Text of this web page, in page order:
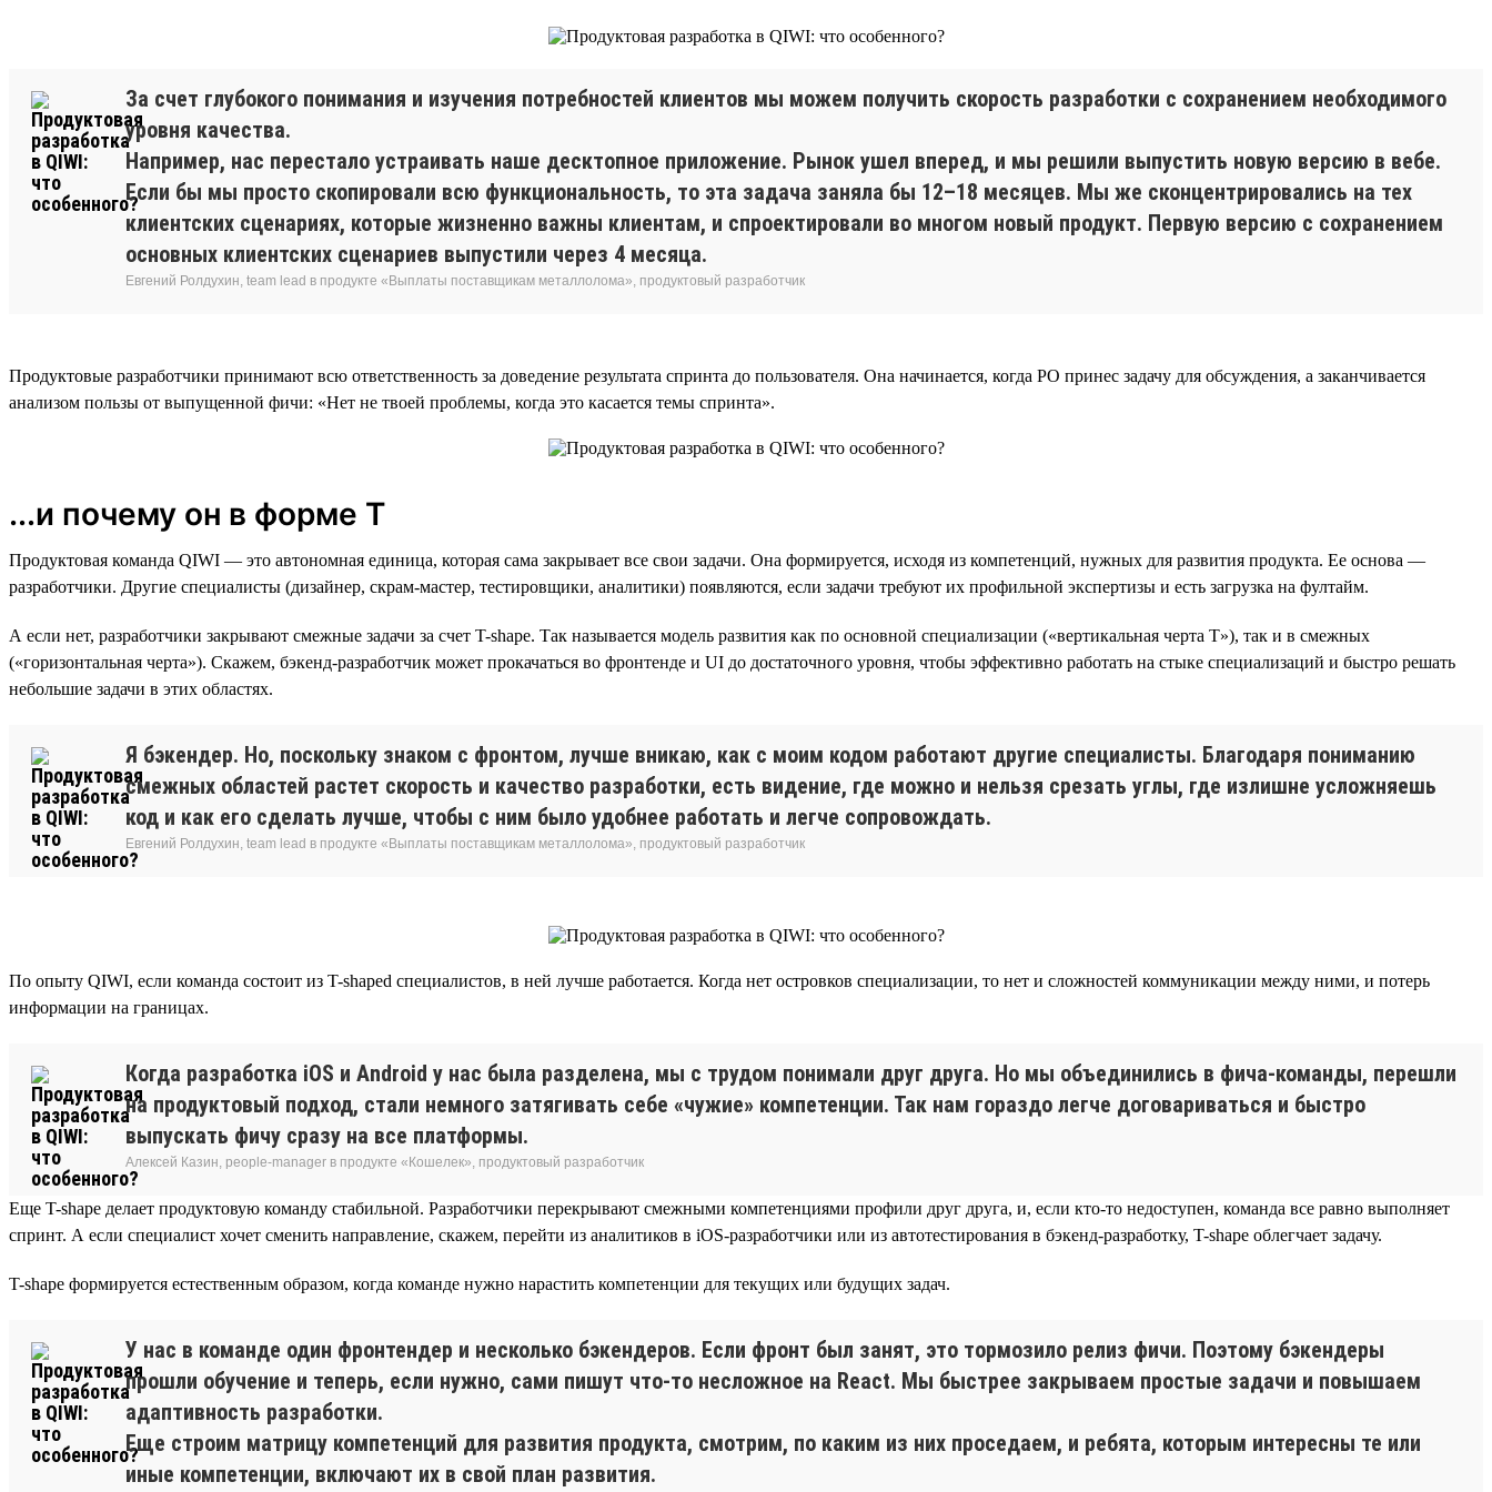
За счет глубокого понимания и изучения потребностей клиентов мы можем получить скорость разработки с сохранением необходимого
уровня качества.
Например, нас перестало устраивать наше десктопное приложение. Рынок ушел вперед, и мы решили выпустить новую версию в вебе.
Если бы мы просто скопировали всю функциональность, то эта задача заняла бы 12–18 месяцев. Мы же сконцентрировались на тех
клиентских сценариях, которые жизненно важны клиентам, и спроектировали во многом новый продукт. Первую версию с сохранением
основных клиентских сценариев выпустили через 4 месяца.
Евгений Ролдухин, team lead в продукте «Выплаты поставщикам металлолома», продуктовый разработчик
Продуктовые разработчики принимают всю ответственность за доведение результата спринта до пользователя. Она начинается, когда PO принес задачу для обсуждения, а заканчивается
анализом пользы от выпущенной фичи: «Нет не твоей проблемы, когда это касается темы спринта».
...и почему он в форме Т
Продуктовая команда QIWI — это автономная единица, которая сама закрывает все свои задачи. Она формируется, исходя из компетенций, нужных для развития продукта. Ее основа —
разработчики. Другие специалисты (дизайнер, скрам-мастер, тестировщики, аналитики) появляются, если задачи требуют их профильной экспертизы и есть загрузка на фултайм.
А если нет, разработчики закрывают смежные задачи за счет T-shape. Так называется модель развития как по основной специализации («вертикальная черта Т»), так и в смежных
(«горизонтальная черта»). Скажем, бэкенд-разработчик может прокачаться во фронтенде и UI до достаточного уровня, чтобы эффективно работать на стыке специализаций и быстро решать
небольшие задачи в этих областях.
Я бэкендер. Но, поскольку знаком с фронтом, лучше вникаю, как с моим кодом работают другие специалисты. Благодаря пониманию
смежных областей растет скорость и качество разработки, есть видение, где можно и нельзя срезать углы, где излишне усложняешь
код и как его сделать лучше, чтобы с ним было удобнее работать и легче сопровождать.
Евгений Ролдухин, team lead в продукте «Выплаты поставщикам металлолома», продуктовый разработчик
По опыту QIWI, если команда состоит из T-shaped специалистов, в ней лучше работается. Когда нет островков специализации, то нет и сложностей коммуникации между ними, и потерь
информации на границах.
Когда разработка iOS и Android у нас была разделена, мы с трудом понимали друг друга. Но мы объединились в фича-команды, перешли
на продуктовый подход, стали немного затягивать себе «чужие» компетенции. Так нам гораздо легче договариваться и быстро
выпускать фичу сразу на все платформы.
Алексей Казин, people-manager в продукте «Кошелек», продуктовый разработчик
Еще T-shape делает продуктовую команду стабильной. Разработчики перекрывают смежными компетенциями профили друг друга, и, если кто-то недоступен, команда все равно выполняет
спринт. А если специалист хочет сменить направление, скажем, перейти из аналитиков в iOS-разработчики или из автотестирования в бэкенд-разработку, T-shape облегчает задачу.
T-shape формируется естественным образом, когда команде нужно нарастить компетенции для текущих или будущих задач.
У нас в команде один фронтендер и несколько бэкендеров. Если фронт был занят, это тормозило релиз фичи. Поэтому бэкендеры
прошли обучение и теперь, если нужно, сами пишут что-то несложное на React. Мы быстрее закрываем простые задачи и повышаем
адаптивность разработки.
Еще строим матрицу компетенций для развития продукта, смотрим, по каким из них проседаем, и ребята, которым интересны те или
иные компетенции, включают их в свой план развития.